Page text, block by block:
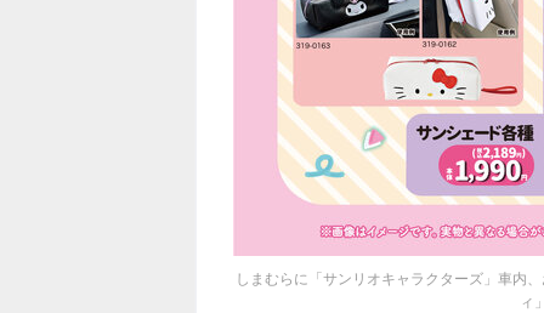
しまむらに「サンリオキャラクターズ」車内
ィ